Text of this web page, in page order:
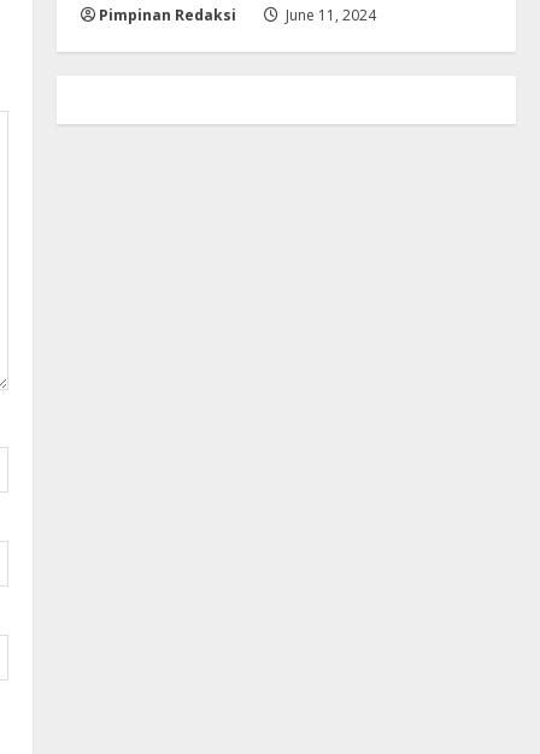
Pimpinan Redaksi June 11, 2024